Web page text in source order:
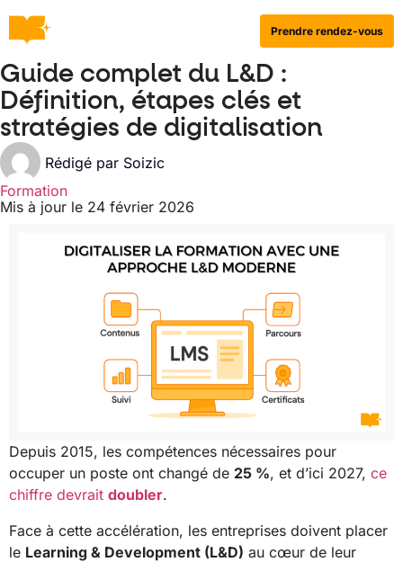
Prendre rendez-vous
Guide complet du L&D :
Définition, étapes clés et
stratégies de digitalisation
Rédigé par Soizic
Formation
Mis à jour le 24 février 2026
Depuis 2015, les compétences nécessaires pour
occuper un poste ont changé de 25 %, et d’ici 2027, ce
chiffre devrait doubler.
Face à cette accélération, les entreprises doivent placer
le Learning & Development (L&D) au cœur de leur